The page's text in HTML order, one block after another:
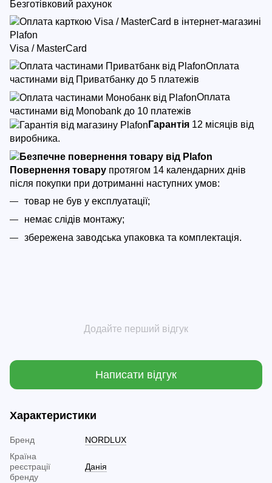
Безготівковий рахунок
Visa / MasterCard
Оплата
частинами від Приватбанку до 5 платежів
Оплата
частинами від Monobank до 10 платежів
Гарантія 12 місяців від
виробника.
Повернення товару протягом 14 календарних днів
після покупки при дотриманні наступних умов:
товар не був у експлуатації;
немає слідів монтажу;
збережена заводська упаковка та комплектація.
Додайте перший відгук
Написати відгук
Характеристики
Бренд
NORDLUX
Країна
реєстрації
бренду
Данія